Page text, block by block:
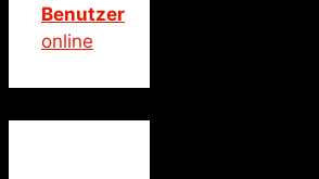
Benutzer
online